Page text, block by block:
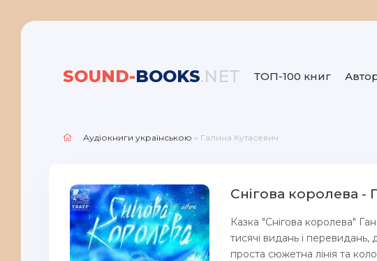
SOUND-BOOKS.NET ТОП-100 книг
Аудіокниги українською » Галина Кутасевич
Снігова королева -
Казка "Снігова королева"
тисячі видань і перевидань,
проста сюжетна лінія та